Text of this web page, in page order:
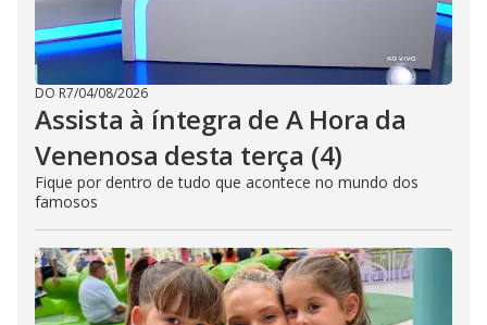
DO R7/04/08/2026
Assista à íntegra de A Hora da
Venenosa desta terça (4)
Fique por dentro de tudo que acontece no mundo dos
famosos